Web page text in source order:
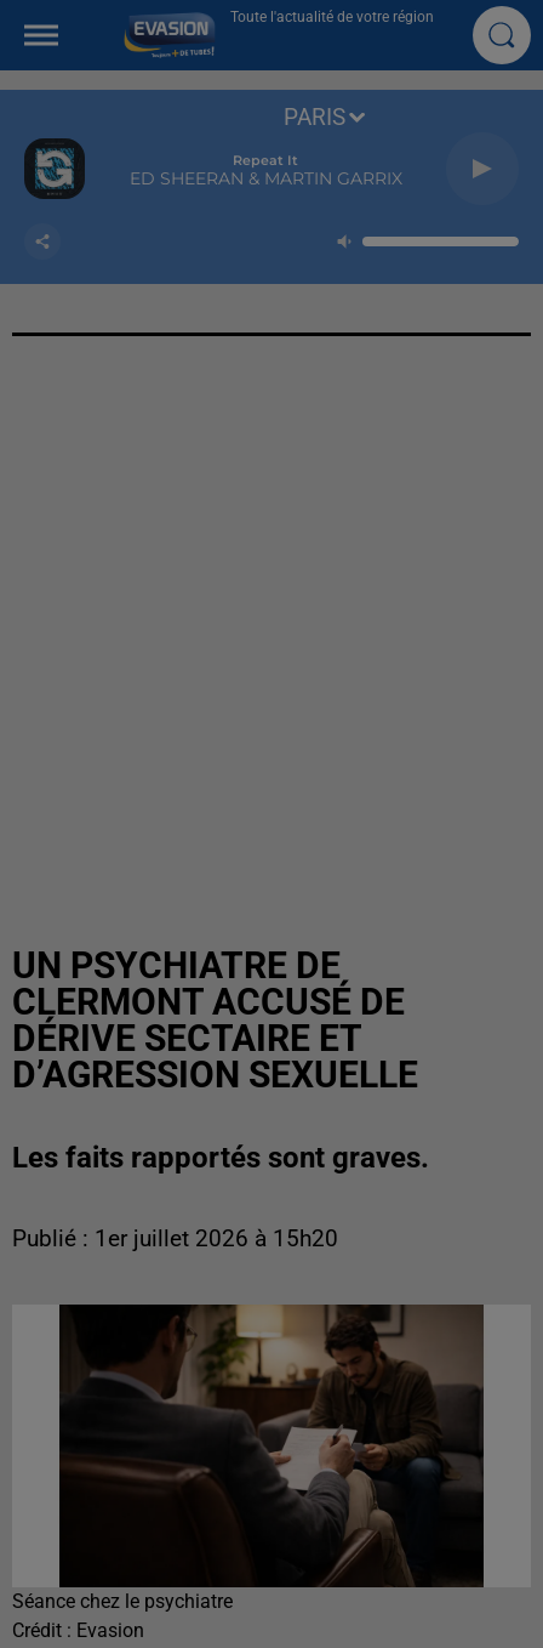
Toute l'actualité de votre région
Repeat It
ED SHEERAN & MARTIN GARRIX
PARIS
UN PSYCHIATRE DE
CLERMONT ACCUSÉ DE
DÉRIVE SECTAIRE ET
D’AGRESSION SEXUELLE
Les faits rapportés sont graves.
Publié : 1er juillet 2026 à 15h20
Séance chez le psychiatre
Crédit : Evasion